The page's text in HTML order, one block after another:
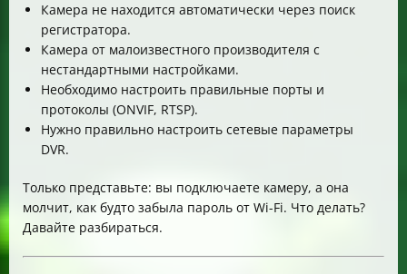
Камера не находится автоматически через поиск
регистратора.
Камера от малоизвестного производителя с
нестандартными настройками.
Необходимо настроить правильные порты и
протоколы (ONVIF, RTSP).
Нужно правильно настроить сетевые параметры
DVR.
Только представьте: вы подключаете камеру, а она
молчит, как будто забыла пароль от Wi-Fi. Что делать?
Давайте разбираться.